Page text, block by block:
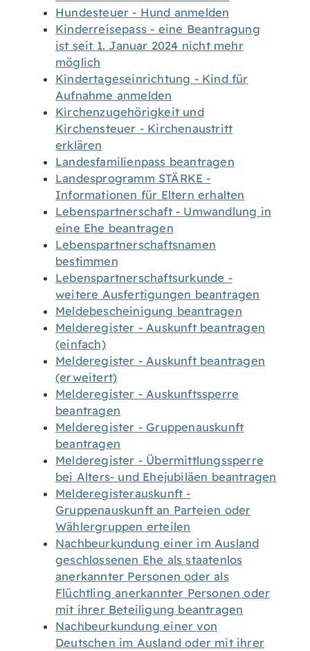
Hundesteuer - Hund anmelden
Kinderreisepass - eine Beantragung
ist seit 1. Januar 2024 nicht mehr
möglich
Kindertageseinrichtung - Kind für
Aufnahme anmelden
Kirchenzugehörigkeit und
Kirchensteuer - Kirchenaustritt
erklären
Landesfamilienpass beantragen
Landesprogramm STÄRKE -
Informationen für Eltern erhalten
Lebenspartnerschaft - Umwandlung in
eine Ehe beantragen
Lebenspartnerschaftsnamen
bestimmen
Lebenspartnerschaftsurkunde -
weitere Ausfertigungen beantragen
Meldebescheinigung beantragen
Melderegister - Auskunft beantragen
(einfach)
Melderegister - Auskunft beantragen
(erweitert)
Melderegister - Auskunftssperre
beantragen
Melderegister - Gruppenauskunft
beantragen
Melderegister - Übermittlungssperre
bei Alters- und Ehejubiläen beantragen
Melderegisterauskunft -
Gruppenauskunft an Parteien oder
Wählergruppen erteilen
Nachbeurkundung einer im Ausland
geschlossenen Ehe als staatenlos
anerkannter Personen oder als
Flüchtling anerkannter Personen oder
mit ihrer Beteiligung beantragen
Nachbeurkundung einer von
Deutschen im Ausland oder mit ihrer